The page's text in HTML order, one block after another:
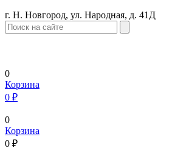
г. Н. Новгород, ул. Народная, д. 41Д
0
Корзина
0 ₽
0
Корзина
0 ₽